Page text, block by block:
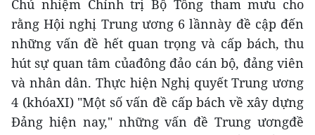
Chủ nhiệm Chính trị Bộ Tổng tham mưu cho
rằng Hội nghị Trung ương 6 lầnnày đề cập đến
những vấn đề hết quan trọng và cấp bách, thu
hút sự quan tâm củađông đảo cán bộ, đảng viên
và nhân dân. Thực hiện Nghị quyết Trung ương
4 (khóaXI) "Một số vấn đề cấp bách về xây dựng
Đảng hiện nay," những vấn đề Trung ươngđề